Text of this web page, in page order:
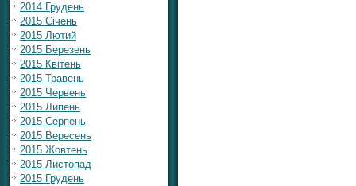
2014 Грудень
2015 Січень
2015 Лютий
2015 Березень
2015 Квітень
2015 Травень
2015 Червень
2015 Липень
2015 Серпень
2015 Вересень
2015 Жовтень
2015 Листопад
2015 Грудень